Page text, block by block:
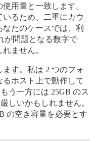
用量と一致します。
るため、二重にカウ
たのケースでは、利
が問題となる数字で
ません。
す。私は 2 つのフォ
ホスト上で動作して
う一方には 25GB のス
しいかもしれません。
の空き容量を必要とす